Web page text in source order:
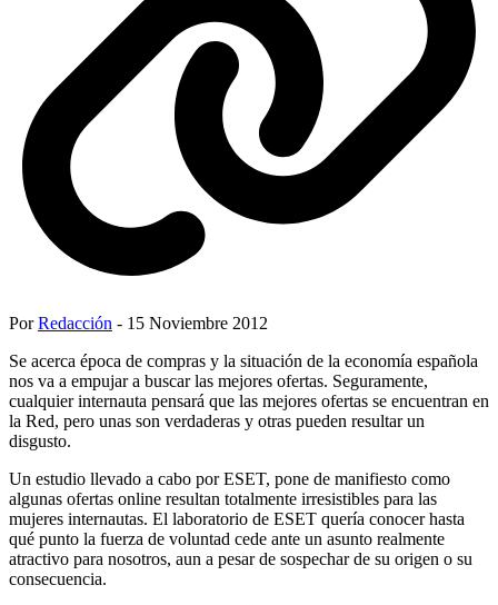
PorRedacción - 15 Noviembre 2012
Se acerca época de compras y la situación de la economía española
nos va a empujar a buscar las mejores ofertas. Seguramente,
cualquier internauta pensará que las mejores ofertas se encuentran en
la Red, pero unas son verdaderas y otras pueden resultar un
disgusto.
Un estudio llevado a cabo por ESET, pone de manifiesto como
algunas ofertas online resultan totalmente irresistibles para las
mujeres internautas. El laboratorio de ESET quería conocer hasta
qué punto la fuerza de voluntad cede ante un asunto realmente
atractivo para nosotros, aun a pesar de sospechar de su origen o su
consecuencia.